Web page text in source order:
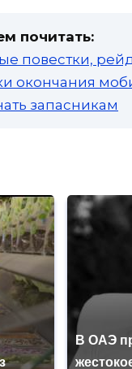
почитать:
повестки,
окончания
запасникам
В ОАЭ